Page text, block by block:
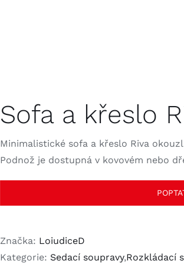
Nábytkové
speciality
Sofa a křeslo
Minimalistické sofa a křeslo Riva
Podnož je dostupná v kovovém nebo
Značka: LoiudiceD
Kategorie: Sedací soupravy,Rozkládací